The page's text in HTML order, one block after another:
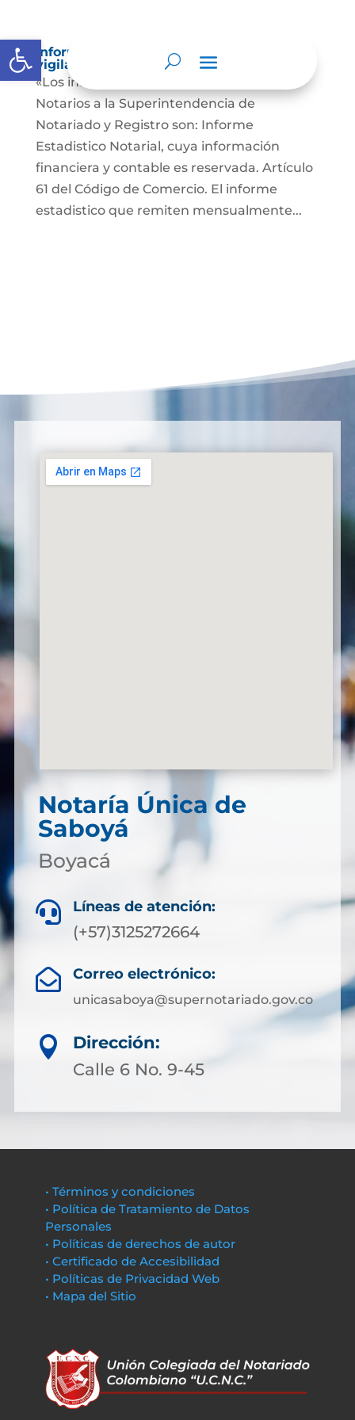
Abrir barra de herramientas
Informes a organismos de inspección,
vigilancia y control
«Los informes que presentan los Señores
Notarios a la Superintendencia de
Notariado y Registro son: Informe
Estadistico Notarial, cuya información
financiera y contable es reservada. Artículo
61 del Código de Comercio. El informe
estadistico que remiten mensualmente...
Notaría Única de
Saboyá
Boyacá
 Líneas de atención:
(+57)3125272664
 Correo electrónico:
unicasaboya@supernotariado.gov.co

Dirección:
Calle 6 No. 9-45
• Términos y condiciones
• Política de Tratamiento de Datos
Personales
• Políticas de derechos de autor
• Certificado de Accesibilidad
• Políticas de Privacidad Web
• Mapa del Sitio